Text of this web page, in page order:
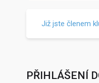
Již jste členem
PŘIHLÁŠENÍ